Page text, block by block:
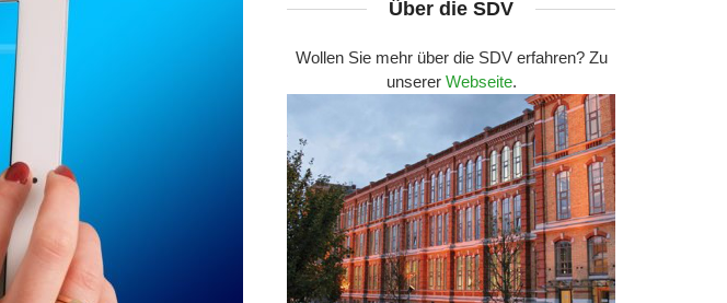
Über die SDV
Wollen Sie mehr über die SDV erfahren? Zu
unserer Webseite.